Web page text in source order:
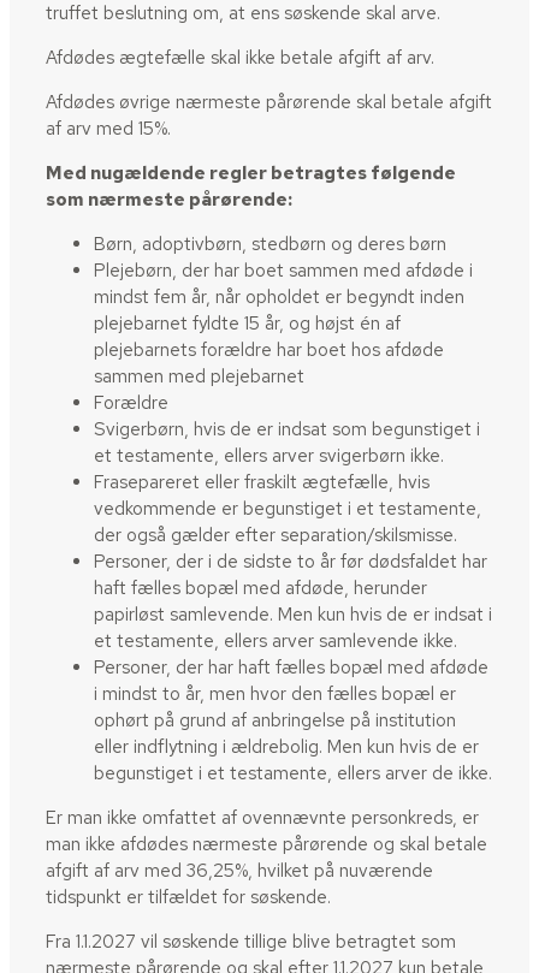
truffet beslutning om, at ens søskende skal arve.
Afdødes ægtefælle skal ikke betale afgift af arv.
Afdødes øvrige nærmeste pårørende skal betale afgift
af arv med 15%.
​Med nugældende regler betragtes følgende
som nærmeste pårørende:
Børn, adoptivbørn, stedbørn og deres børn
Plejebørn, der har boet sammen med afdøde i
mindst fem år, når opholdet er begyndt inden
plejebarnet fyldte 15 år, og højst én af
plejebarnets forældre har boet hos afdøde
sammen med plejebarnet
Forældre
Svigerbørn, hvis de er indsat som begunstiget i
et testamente, ellers arver svigerbørn ikke.
​Frasepareret eller fraskilt ægtefælle, hvis
vedkommende er begunstiget i et testamente,
der også gælder efter separation/skilsmisse.
​Personer, der i de sidste to år før dødsfaldet har
haft fælles bopæl med afdøde, herunder
papirløst samlevende. Men kun hvis de er indsat i
et testamente, ellers arver samlevende ikke.
Personer, der har haft fælles bopæl med afdøde
i mindst to år, men hvor den fælles bopæl er
ophørt på grund af anbringelse på institution
eller indflytning i ældrebolig. Men kun hvis de er
begunstiget i et testamente, ellers arver de ikke.
Er man ikke omfattet af ovennævnte personkreds, er
man ikke afdødes nærmeste pårørende og skal betale
afgift af arv med 36,25%, hvilket på nuværende
tidspunkt er tilfældet for søskende.
Fra 1.1.2027 vil søskende tillige blive betragtet som
nærmeste pårørende og skal efter 1.1.2027 kun betale